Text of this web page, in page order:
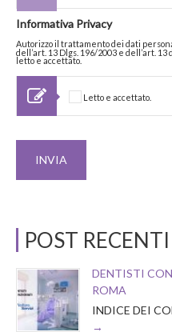
Informativa Privacy
Autorizzo il trattamento dei dati
dell’art. 13 Dlgs. 196/2003 e dell’art.
letto e accettato.
Letto e accettato.
POST RECENTI
DENTISTI
ROMA
INDICE DEI